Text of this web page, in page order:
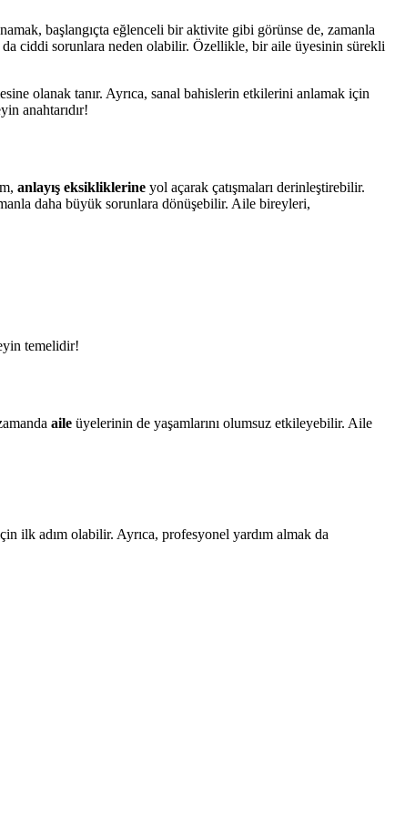
başlangıçta eğlenceli bir aktivite gibi görünse de, zamanla
ciddi sorunlara neden olabilir. Özellikle, bir aile üyesinin sürekli
olanak tanır. Ayrıca, sanal bahislerin etkilerini anlamak için
anahtarıdır!
anlayış eksikliklerine yol açarak çatışmaları derinleştirebilir.
daha büyük sorunlara dönüşebilir. Aile bireyleri,
temelidir!
aile üyelerinin de yaşamlarını olumsuz etkileyebilir. Aile
ilk adım olabilir. Ayrıca, profesyonel yardım almak da